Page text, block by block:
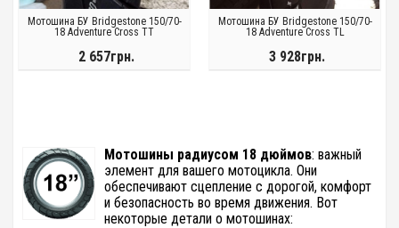
Мотошина БУ Bridgestone 150/70-
18 Adventure Cross TT
2 657грн.
Мотошина БУ Bridgestone 150/70-
18 Adventure Cross TL
3 928грн.
Мотошины радиусом 18 дюймов: важный
элемент для вашего мотоцикла. Они
обеспечивают сцепление с дорогой, комфорт
и безопасность во время движения. Вот
некоторые детали о мотошинах: